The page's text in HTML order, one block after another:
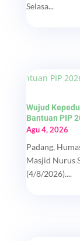
Selasa...
Wujud
Bantuan PIP
Agu 4, 2026
Padang,
Masjid Nurus
(4/8/2026)....